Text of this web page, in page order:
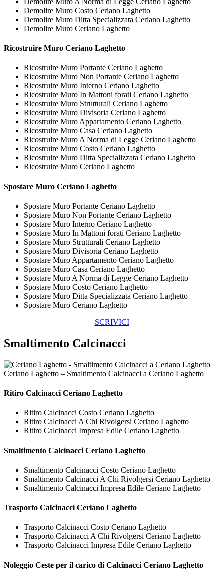
Demolire Muro Costo Ceriano Laghetto
Demolire Muro Ditta Specializzata Ceriano Laghetto
Demolire Muro Ceriano Laghetto
Ricostruire Muro Ceriano Laghetto
Ricostruire Muro Portante Ceriano Laghetto
Ricostruire Muro Non Portante Ceriano Laghetto
Ricostruire Muro Interno Ceriano Laghetto
Ricostruire Muro In Mattoni forati Ceriano Laghetto
Ricostruire Muro Strutturali Ceriano Laghetto
Ricostruire Muro Divisoria Ceriano Laghetto
Ricostruire Muro Appartamento Ceriano Laghetto
Ricostruire Muro Casa Ceriano Laghetto
Ricostruire Muro A Norma di Legge Ceriano Laghetto
Ricostruire Muro Costo Ceriano Laghetto
Ricostruire Muro Ditta Specializzata Ceriano Laghetto
Ricostruire Muro Ceriano Laghetto
Spostare Muro Ceriano Laghetto
Spostare Muro Portante Ceriano Laghetto
Spostare Muro Non Portante Ceriano Laghetto
Spostare Muro Interno Ceriano Laghetto
Spostare Muro In Mattoni forati Ceriano Laghetto
Spostare Muro Strutturali Ceriano Laghetto
Spostare Muro Divisoria Ceriano Laghetto
Spostare Muro Appartamento Ceriano Laghetto
Spostare Muro Casa Ceriano Laghetto
Spostare Muro A Norma di Legge Ceriano Laghetto
Spostare Muro Costo Ceriano Laghetto
Spostare Muro Ditta Specializzata Ceriano Laghetto
Spostare Muro Ceriano Laghetto
SCRIVICI
Smaltimento Calcinacci
Ceriano Laghetto – Smaltimento Calcinacci a Ceriano Laghetto
Ritiro Calcinacci Ceriano Laghetto
Ritiro Calcinacci Costo Ceriano Laghetto
Ritiro Calcinacci A Chi Rivolgersi Ceriano Laghetto
Ritiro Calcinacci Impresa Edile Ceriano Laghetto
Smaltimento Calcinacci Ceriano Laghetto
Smaltimento Calcinacci Costo Ceriano Laghetto
Smaltimento Calcinacci A Chi Rivolgersi Ceriano Laghetto
Smaltimento Calcinacci Impresa Edile Ceriano Laghetto
Trasporto Calcinacci Ceriano Laghetto
Trasporto Calcinacci Costo Ceriano Laghetto
Trasporto Calcinacci A Chi Rivolgersi Ceriano Laghetto
Trasporto Calcinacci Impresa Edile Ceriano Laghetto
Noleggio Ceste per il carico di Calcinacci Ceriano Laghetto